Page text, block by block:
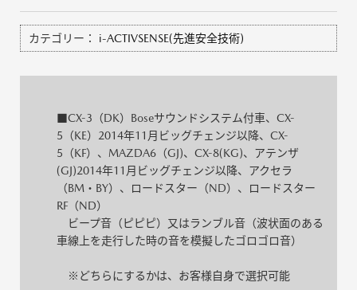
カテゴリー： i-ACTIVSENSE(先進安全技術)
■CX-3（DK）Boseサウンドシステム付車、CX-
5（KE）2014年11月ビッグチェンジ以降、CX-
5（KF）、MAZDA6（GJ)、CX-8(KG)、アテンザ
(GJ)2014年11月ビッグチェンジ以降、アクセラ
（BM・BY）、ロードスター（ND）、ロードスター
RF（ND）
ビープ音（ピピピ）又はランブル音（波状面のある
車線上を走行した時の音を模擬したゴロゴロ音）
※どちらにするかは、お客様自身で選択可能